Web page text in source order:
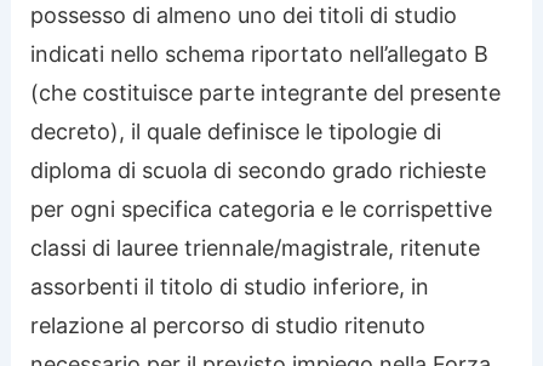
possesso di almeno uno dei titoli di studio
indicati nello schema riportato nell’allegato B
(che costituisce parte integrante del presente
decreto), il quale definisce le tipologie di
diploma di scuola di secondo grado richieste
per ogni specifica categoria e le corrispettive
classi di lauree triennale/magistrale, ritenute
assorbenti il titolo di studio inferiore, in
relazione al percorso di studio ritenuto